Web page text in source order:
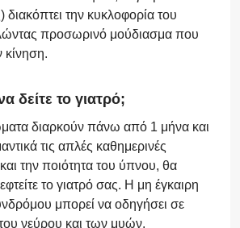
την κυκλοφορία του
προσωρινό μούδιασμα που
κίνηση.
δείτε το γιατρό;
διαρκούν πάνω από 1 μήνα και
τις απλές καθημερινές
την ποιότητα του ύπνου, θα
το γιατρό σας. Η μη έγκαιρη
μπορεί να οδηγήσει σε
νεύρου και των μυών.